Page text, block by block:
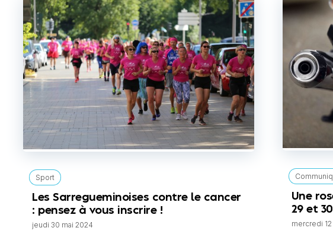
Sport
Les Sarregueminoises contre le cancer
: pensez à vous inscrire !
jeudi 30 mai 2024
Une
29 et
mercredi